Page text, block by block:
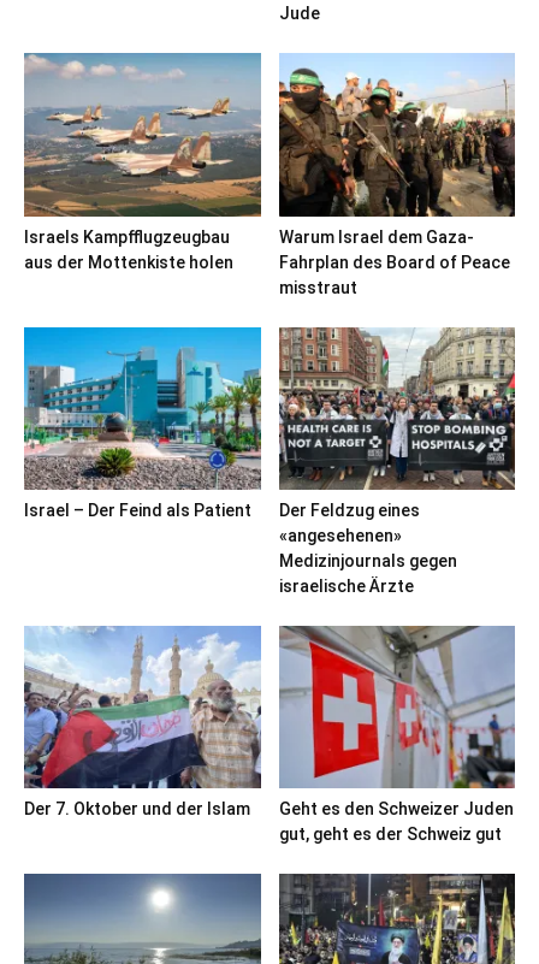
Jude
Israels Kampfflugzeugbau
aus der Mottenkiste holen
Warum Israel dem Gaza-
Fahrplan des Board of Peace
misstraut
Israel – Der Feind als Patient
Der Feldzug eines
«angesehenen»
Medizinjournals gegen
israelische Ärzte
Der 7. Oktober und der Islam
Geht es den Schweizer Juden
gut, geht es der Schweiz gut